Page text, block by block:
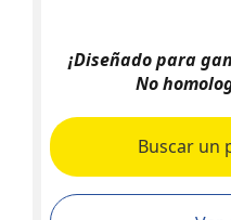
¡Diseñado para
No
Buscar un